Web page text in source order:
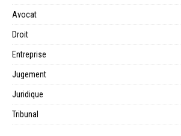
Avocat
Droit
Entreprise
Jugement
Juridique
Tribunal